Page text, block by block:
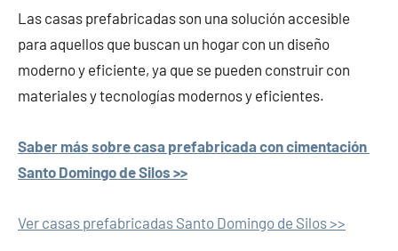
Las casas prefabricadas son una solución accesible
para aquellos que buscan un hogar con un diseño
moderno y eficiente, ya que se pueden construir con
materiales y tecnologías modernos y eficientes.
Saber más sobre casa prefabricada con cimentación
Santo Domingo de Silos >>
Ver casas prefabricadas Santo Domingo de Silos >>